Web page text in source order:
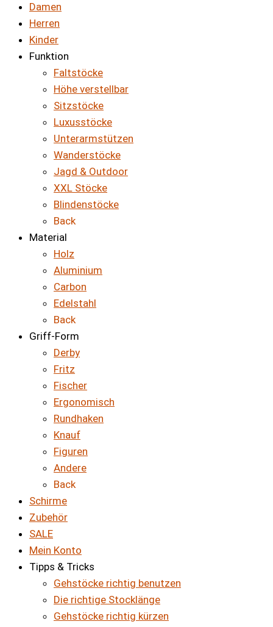
Damen
Herren
Kinder
Funktion
Faltstöcke
Höhe verstellbar
Sitzstöcke
Luxusstöcke
Unterarmstützen
Wanderstöcke
Jagd & Outdoor
XXL Stöcke
Blindenstöcke
Back
Material
Holz
Aluminium
Carbon
Edelstahl
Back
Griff-Form
Derby
Fritz
Fischer
Ergonomisch
Rundhaken
Knauf
Figuren
Andere
Back
Schirme
Zubehör
SALE
Mein Konto
Tipps & Tricks
Gehstöcke richtig benutzen
Die richtige Stocklänge
Gehstöcke richtig kürzen